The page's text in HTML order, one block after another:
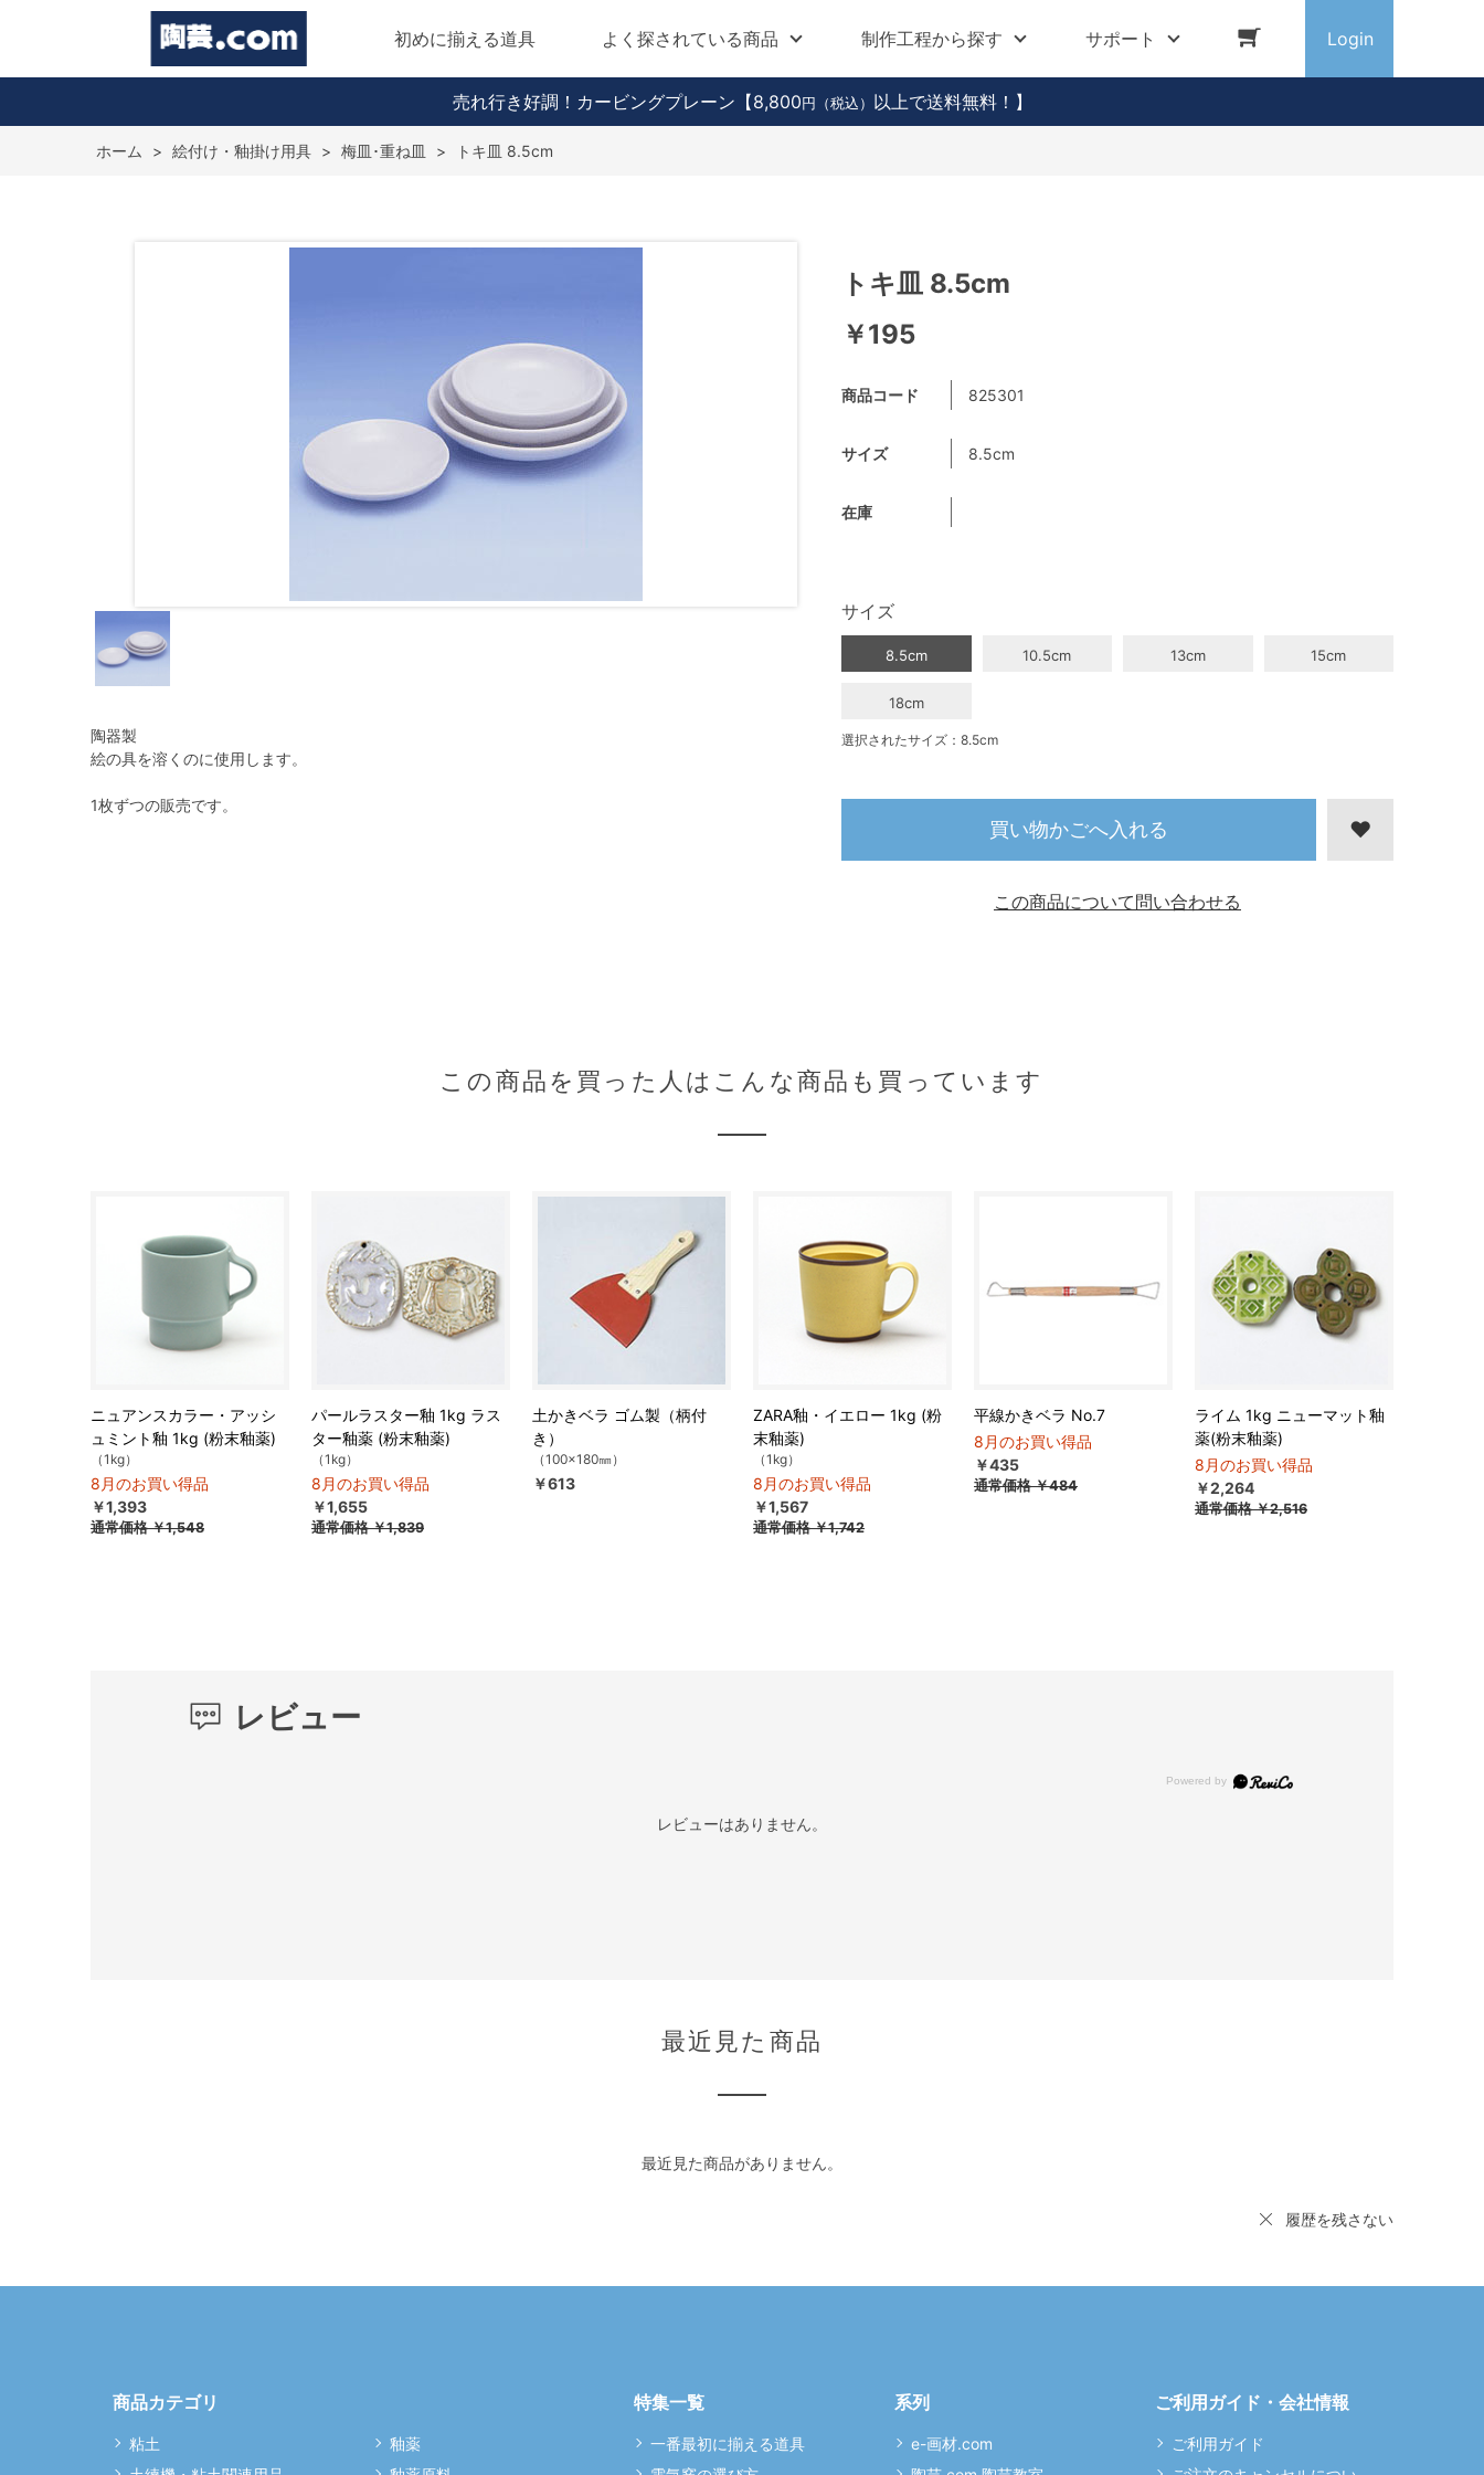
初めに揃える道具 よく探されている商品 制作工程から探す サポート Login
売れ行き好調！カービングプレーン 【8,800 円（税込） 以上で送料無料！】
ホーム > 絵付け・釉掛け用具 > 梅皿･重ね皿 > トキ皿 8.5cm
陶器製
絵の具を溶くのに使用します。
1枚ずつの販売です。
トキ皿 8.5cm
￥195
商品コード 825301
サイズ 8.5cm
在庫
サイズ
8.5cm 10.5cm 13cm 15cm
18cm
選択されたサイズ：8.5cm
買い物かごへ入れる
この商品について問い合わせる
この商品を買った人はこんな商品も買っています
ニュアンスカラー・アッシ
ュミント釉 1kg (粉末釉薬)
（1kg）
8月のお買い得品
￥1,393
通常価格￥1,548
パールラスター釉 1kg ラス
ター釉薬 (粉末釉薬)
（1kg）
8月のお買い得品
￥1,655
通常価格￥1,839
土かきベラ ゴム製（柄付
き）
（100×180㎜）
￥613
ZARA釉・イエロー 1kg (粉
末釉薬)
（1kg）
8月のお買い得品
￥1,567
通常価格￥1,742
平線かきベラ No.7
8月のお買い得品
￥435
通常価格￥484
ライム 1kg ニューマット釉
薬(粉末釉薬)
8月のお買い得品
￥2,264
通常価格￥2,516
レビュー
レビューはありません。
最近見た商品
最近見た商品がありません。
履歴を残さない
商品カテゴリ
粘土
釉薬
特集一覧
一番最初に揃える道具
系列
e-画材.com
ご利用ガイド・会社情報
ご利用ガイド